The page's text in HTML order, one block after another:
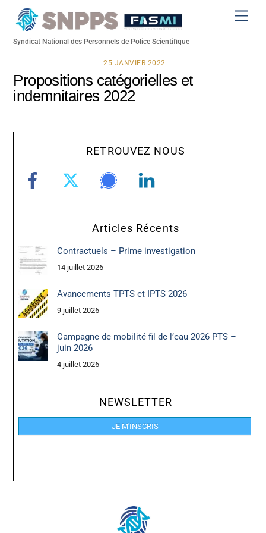
Syndicat National des Personnels de Police Scientifique
25 JANVIER 2022
Propositions catégorielles et
indemnitaires 2022
RETROUVEZ NOUS
Articles Récents
Contractuels – Prime investigation
14 juillet 2026
Avancements TPTS et IPTS 2026
9 juillet 2026
Campagne de mobilité fil de l’eau 2026 PTS –
juin 2026
4 juillet 2026
NEWSLETTER
JE M'INSCRIS
Back
To